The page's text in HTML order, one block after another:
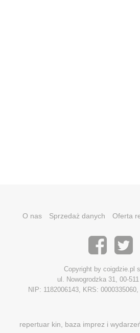
O nas Sprzedaż danych Oferta
Copyright by coigdzie.pl
ul. Nowogrodzka 31, 00-
NIP: 1182006143, KRS:
repertuar kin, baza imprez i